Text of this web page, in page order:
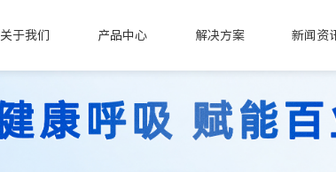
关于我们 产品中心 解决方案 新闻资